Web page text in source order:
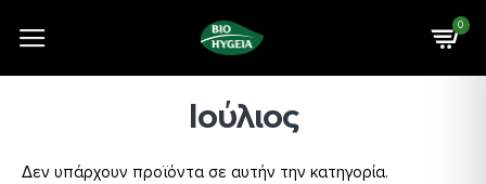
0
Ιούλιος
Δεν υπάρχουν προϊόντα σε αυτήν την κατηγορία.